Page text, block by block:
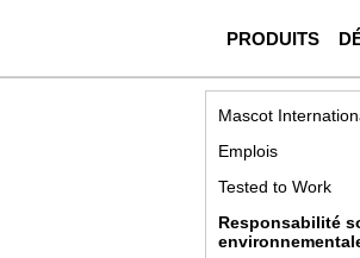
PRODUITS
Mascot
Emplois
Tested to Work
Responsabilité